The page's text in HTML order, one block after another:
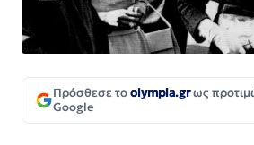
Πρόσθεσε τοolympia.grως
Google